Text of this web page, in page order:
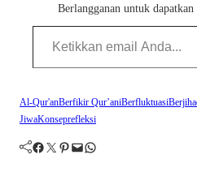
Berlangganan untuk
Ketikkan email Anda...
Al-Qur'anBerfikir Qur’aniBerfluktuasi
JiwaKonseprefleksi
Facebook Twitter Pinterest Mail WhatsApp